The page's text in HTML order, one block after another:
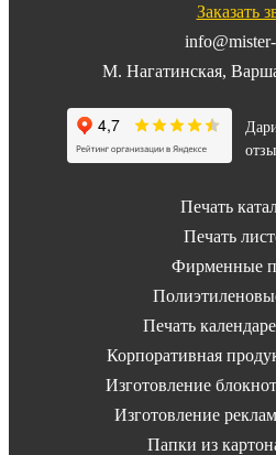
Заказать
М. Нагатинская,
Печать
Печать
Фирменные
Печать
Корпоративная
Изготовление
Изготовление
Папки из